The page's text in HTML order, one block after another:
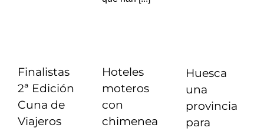
Finalistas
2ª Edición
Cuna de
Viajeros
Hoteles
moteros
con
chimenea
Huesca
una
provincia
para